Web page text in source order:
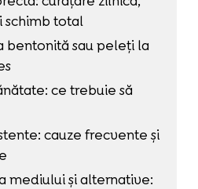
schimb total
bentonită sau peleți la
ce trebuie să
cauze frecvente și
mediului și alternative: